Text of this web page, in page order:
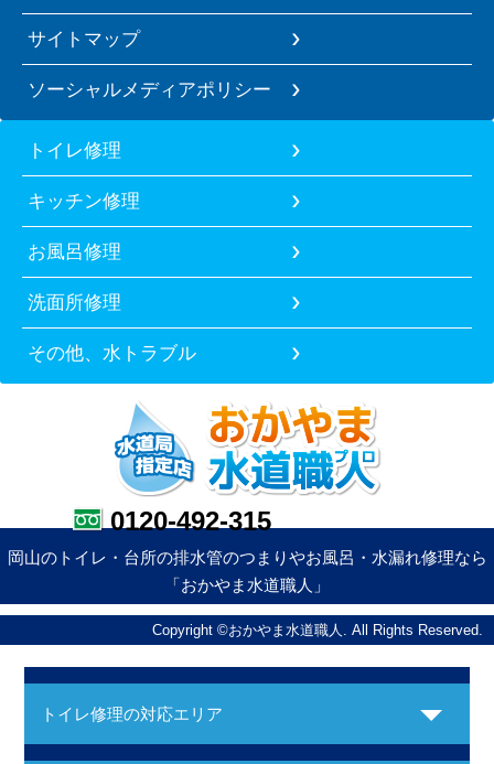
サイトマップ
ソーシャルメディアポリシー
トイレ修理
キッチン修理
お風呂修理
洗面所修理
その他、水トラブル
0120-492-315
岡山のトイレ・台所の排水管のつまりやお風呂・水漏れ修理なら
「おかやま水道職人」
Copyright ©おかやま水道職人. All Rights Reserved.
トイレ修理の対応エリア